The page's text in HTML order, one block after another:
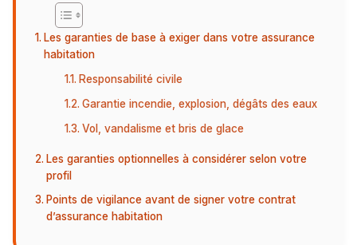
Les garanties de base à exiger dans votre assurance
habitation
Responsabilité civile
Garantie incendie, explosion, dégâts des eaux
Vol, vandalisme et bris de glace
Les garanties optionnelles à considérer selon votre
profil
Points de vigilance avant de signer votre contrat
d’assurance habitation